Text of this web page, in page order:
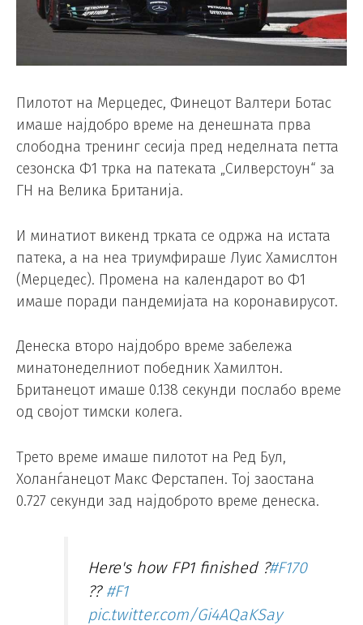
Пилотот на Мерцедес, Финецот Валтери Ботас
имаше најдобро време на денешната прва
слободна тренинг сесија пред неделната петта
сезонска Ф1 трка на патеката „Силверстоун“ за
ГН на Велика Британија.
И минатиот викенд трката се одржа на истата
патека, а на неа триумфираше Луис Хамислтон
(Мерцедес). Промена на календарот во Ф1
имаше поради пандемијата на коронавирусот.
Денеска второ најдобро време забележа
минатонеделниот победник Хамилтон.
Британецот имаше 0.138 секунди послабо време
од својот тимски колега.
Трето време имаше пилотот на Ред Бул,
Холанѓанецот Макс Ферстапен. Тој заостана
0.727 секунди зад најдоброто време денеска.
Here's how FP1 finished ?#F170
?? #F1
pic.twitter.com/Gi4AQaKSay